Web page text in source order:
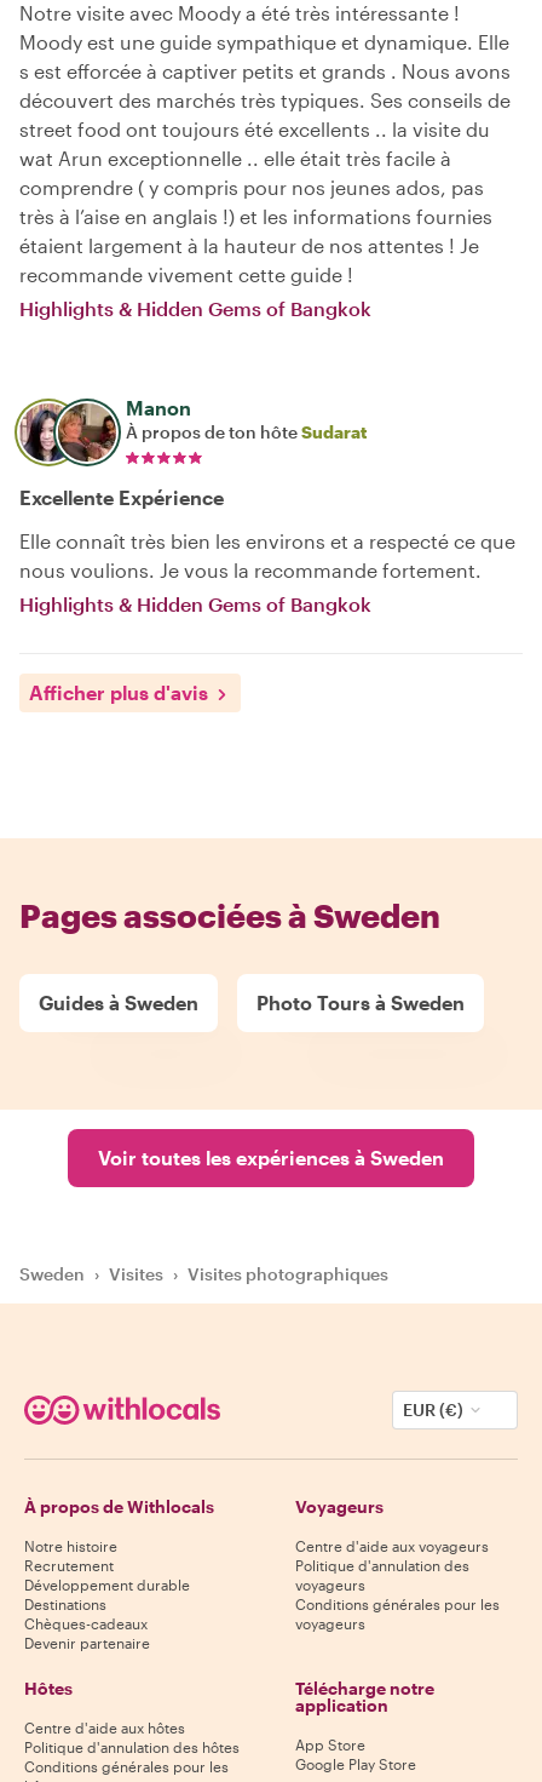
Notre visite avec Moody a été très intéressante !
Moody est une guide sympathique et dynamique. Elle
s est efforcée à captiver petits et grands . Nous avons
découvert des marchés très typiques. Ses conseils de
street food ont toujours été excellents .. la visite du
wat Arun exceptionnelle .. elle était très facile à
comprendre ( y compris pour nos jeunes ados, pas
très à l’aise en anglais !) et les informations fournies
étaient largement à la hauteur de nos attentes ! Je
recommande vivement cette guide !
Highlights & Hidden Gems of Bangkok
Manon
À propos de ton hôteSudarat
Excellente Expérience
Elle connaît très bien les environs et a respecté ce que
nous voulions. Je vous la recommande fortement.
Highlights & Hidden Gems of Bangkok
Afficher plus d'avis
Pages associées à Sweden
Guides à Sweden Photo Tours à Sweden
Voir toutes les expériences à Sweden
Sweden › Visites › Visites photographiques
EUR (€)
À propos de Withlocals
Notre histoire
Recrutement
Développement durable
Destinations
Chèques-cadeaux
Devenir partenaire
Voyageurs
Centre d'aide aux voyageurs
Politique d'annulation des
voyageurs
Conditions générales pour les
voyageurs
Hôtes
Centre d'aide aux hôtes
Politique d'annulation des hôtes
Conditions générales pour les
Télécharge notre
application
App Store
Google Play Store